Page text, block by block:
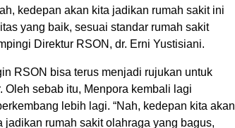
kedepan akan kita jadikan rumah sakit ini
yang baik, sesuai standar rumah sakit
Direktur RSON, dr. Erni Yustisiani.
RSON bisa terus menjadi rujukan untuk
Oleh sebab itu, Menpora kembali lagi
lebih lagi. “Nah, kedepan kita akan
jadikan rumah sakit olahraga yang bagus,